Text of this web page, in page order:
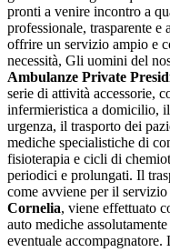
pronti a venire incontro a
professionale, trasparente e
offrire un servizio ampio e
necessità, Gli uomini del
Ambulanze Private
serie di attività accessorie,
infermieristica a domicilio,
urgenza, il trasporto dei
mediche specialistiche di
fisioterapia e cicli di
periodici e prolungati. Il
come avviene per il servizio
Cornelia, viene effettuato
auto mediche
eventuale accompagnatore.